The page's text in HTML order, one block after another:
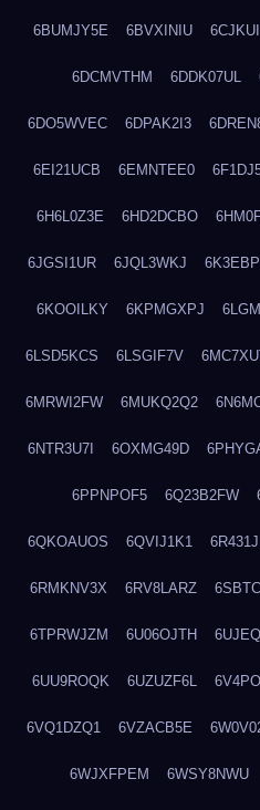
6BUMJY5E 6BVXINIU
6DCMVTHM 6DDK07UL
6DO5WVEC 6DPAK2I3
6EI21UCB 6EMNTEE0
6H6L0Z3E 6HD2DCBO
6JGSI1UR 6JQL3WKJ
6KOOILKY 6KPMGXPJ
6LSD5KCS 6LSGIF7V
6MRWI2FW 6MUKQ2Q2
6NTR3U7I 6OXMG49D
6PPNPOF5 6Q23B2FW
6QKOAUOS 6QVIJ1K1
6RMKNV3X 6RV8LARZ
6TPRWJZM 6U06OJTH
6UU9ROQK 6UZUZF6L
6VQ1DZQ1 6VZACB5E
6WJXFPEM 6WSY8NWU